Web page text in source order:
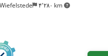
۴٬۲۸۰ km